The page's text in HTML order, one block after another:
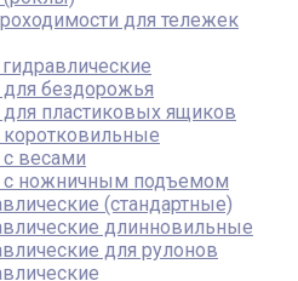
для тележек
бездорожья
пластиковых ящиков
весами
с ножничным подъемом
(стандартные)
длинновильные
для рулонов